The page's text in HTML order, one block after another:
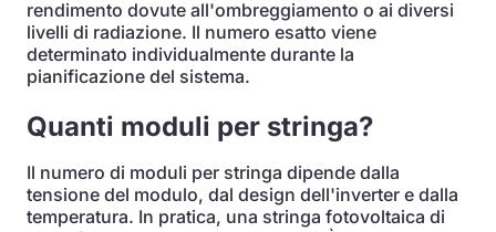
rendimento dovute all'ombreggiamento o ai diversi
livelli di radiazione. Il numero esatto viene
determinato individualmente durante la
pianificazione del sistema.
Quanti moduli per stringa?
Il numero di moduli per stringa dipende dalla
tensione del modulo, dal design dell'inverter e dalla
temperatura. In pratica, una stringa fotovoltaica di